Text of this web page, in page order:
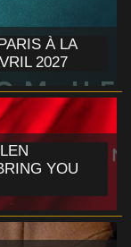
À LA
2027
YOU